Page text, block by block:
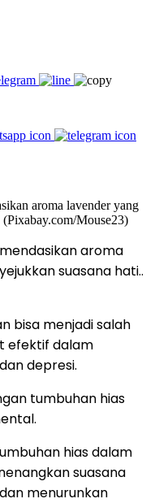
aroma
suasana hati..
bisa menjadi salah
efektif dalam
depresi.
tumbuhan hias
hias dalam
suasana
menurunkan